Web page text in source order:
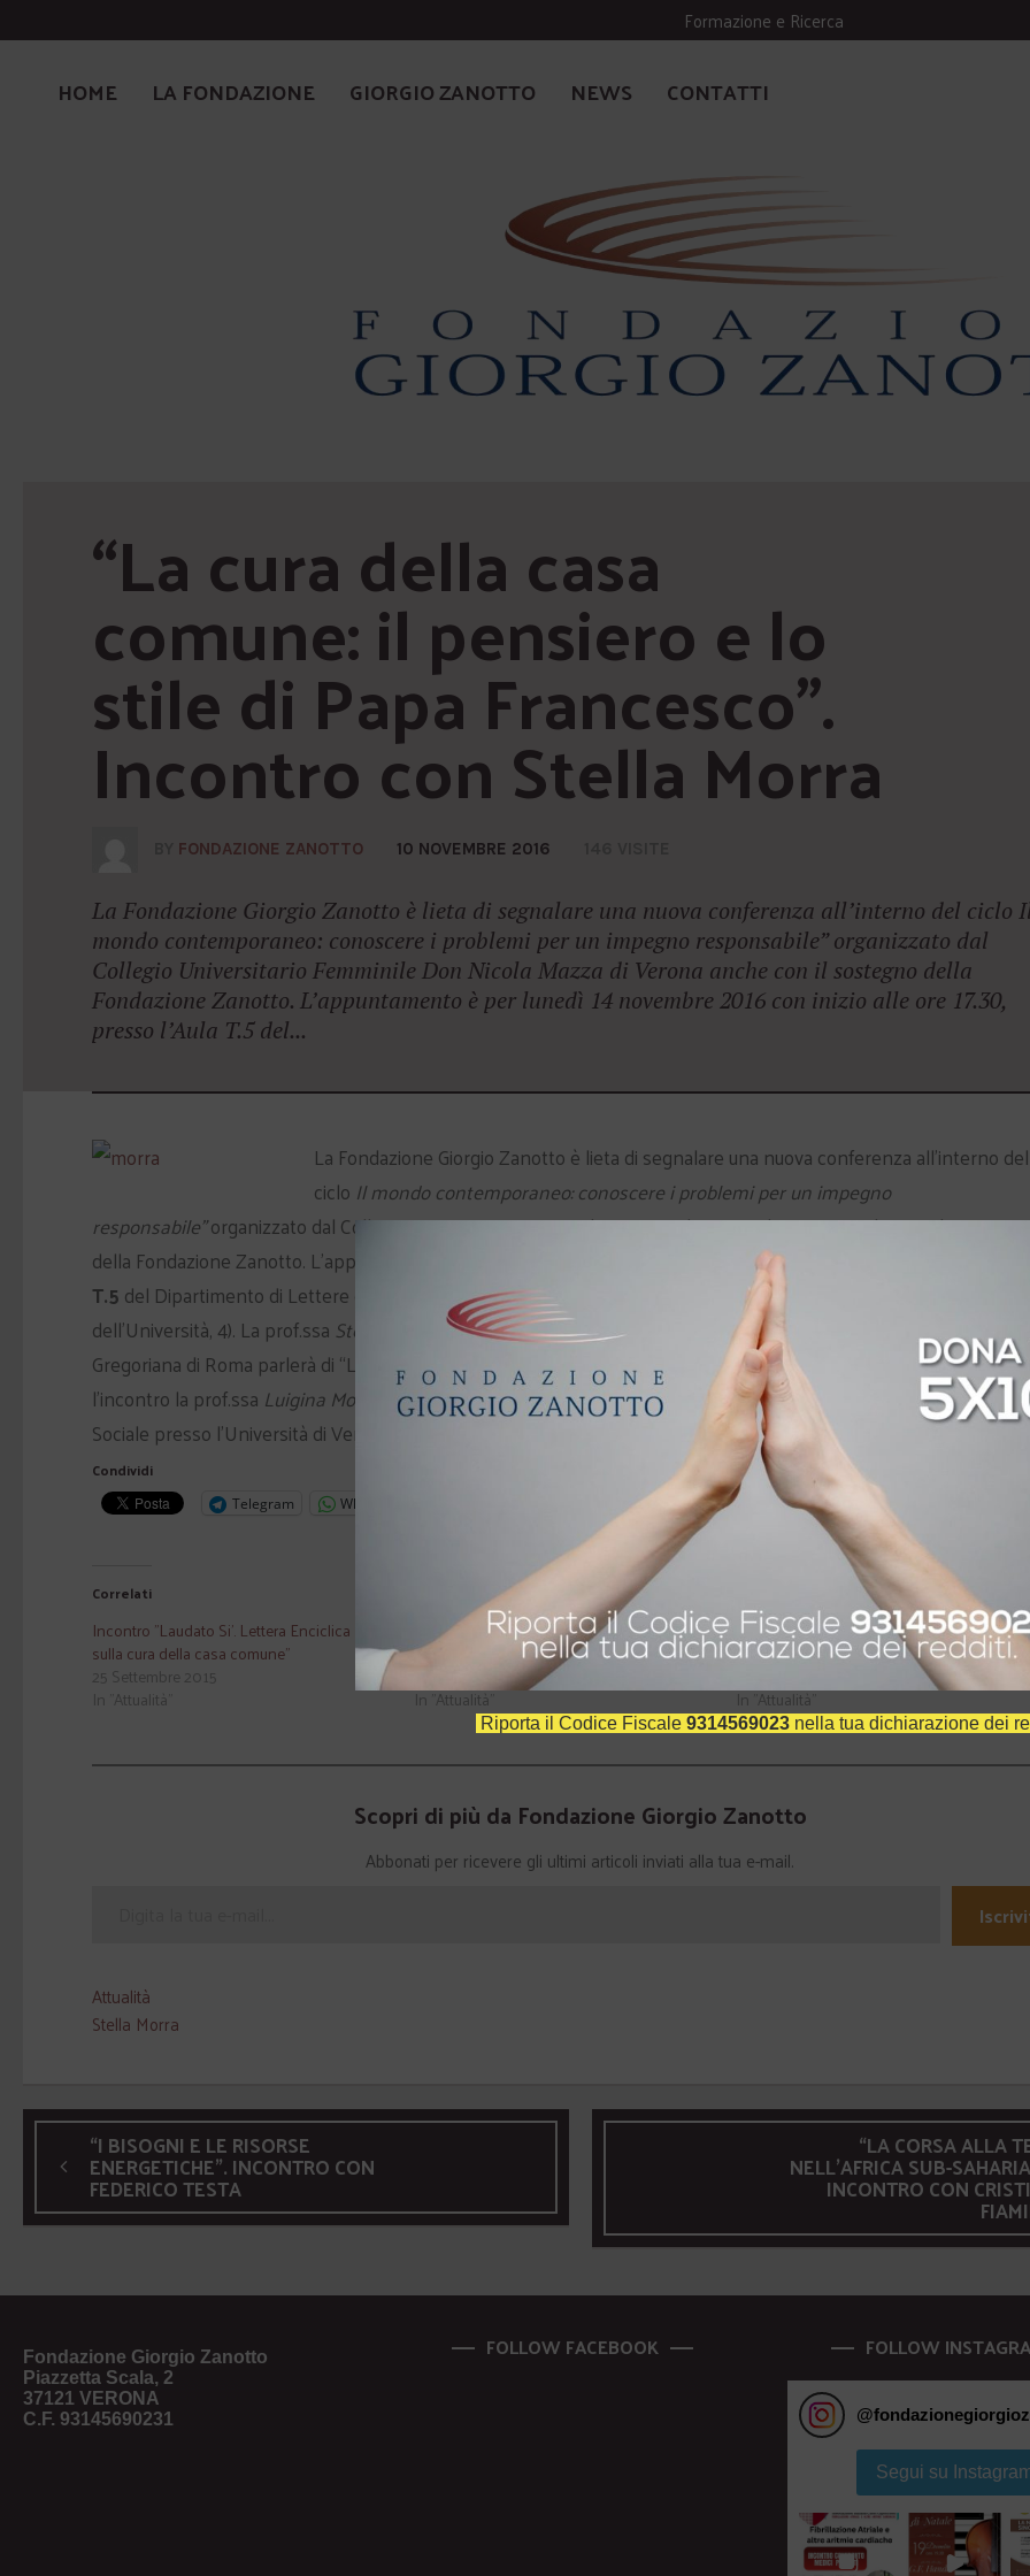
Formazione e Ricerca
HOME LA FONDAZIONE GIORGIO ZANOTTO NEWS CONTATTI
“La cura della casa
comune: il pensiero e lo
stile di Papa Francesco”.
Incontro con Stella Morra
FONDAZIONE ZANOTTO 10 NOVEMBRE 2016
La Fondazione Giorgio Zanotto è lieta di segnalare una nuova conferenza all’interno del ciclo
mondo contemporaneo: conoscere i problemi per un impegno responsabile” organizzato dal
Collegio Universitario Femminile Don Nicola Mazza di Verona anche con il sostegno della
Fondazione Zanotto. L’appuntamento è per lunedì 14 novembre 2016 con inizio alle ore 17.30,
presso l’Aula T.5 del...
La Fondazione Giorgio Zanotto è lieta di segnalare una nuova conferenza all’interno del
ciclo Il mondo contemporaneo: conoscere i problemi per un impegno
responsabile”organizzato dal Collegio Universitario Femminile Don Nicola Mazza di Verona anche con il sostegno
della Fondazione Zanotto. L’appuntamento è per
con inizio alle ore 17.30
T.5 del Dipartimento di Lettere dell’Università di Verona (ingresso da via San Francesco 22 oppure da viale
dell’Università, 4). La prof.ssa Stella Morra,
docente di Teologia Fondamentale presso la Pontificia Università
Gregoriana di Roma parlerà di “La cura della casa comune: il pensiero e lo stile di Papa Francesco”. Coordinerà
l’incontro la prof.ssa Luigina Mortari
, direttrice del Dipartimento di Scienze Umane e docente di Pedagogia
Sociale presso l’Università di Verona.
L’ingresso è libero e gratuito fino a esaurimento dei posti disponibili.
Condividi
Telegram WhatsApp
Correlati
Incontro "Laudato Si'. Lettera Enciclica
sulla cura della casa comune"
25 Settembre 2015
In "Attualità"
"Lo stile di Papa Francesco". Incontro con
Dario Edoardo Viganò
5 Dicembre 2015
In "Attualità"
“Verso una società sostenibile”. Incontro
con Roberto Mancini
In "Attualità"
Scopri di più da Fondazione Giorgio Zanotto
Abbonati per ricevere gli ultimi articoli inviati alla tua e-mail.
Attualità
Stella Morra
“I BISOGNI E LE RISORSE
ENERGETICHE”. INCONTRO CON
FEDERICO TESTA
“LA CORSA ALLA
NELL’AFRICA SUB-
INCONTRO CON
Fondazione Giorgio Zanotto
Piazzetta Scala, 2
37121 VERONA
C.F. 93145690231
FOLLOW FACEBOOK FOLLOW
@
Segui su
Riporta il Codice Fiscale 9314569023 nella tua dichiarazione dei